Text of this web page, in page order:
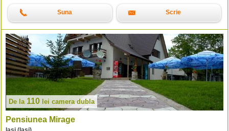
Suna Scrie
De la 110 lei camera dubla
Pensiunea Mirage